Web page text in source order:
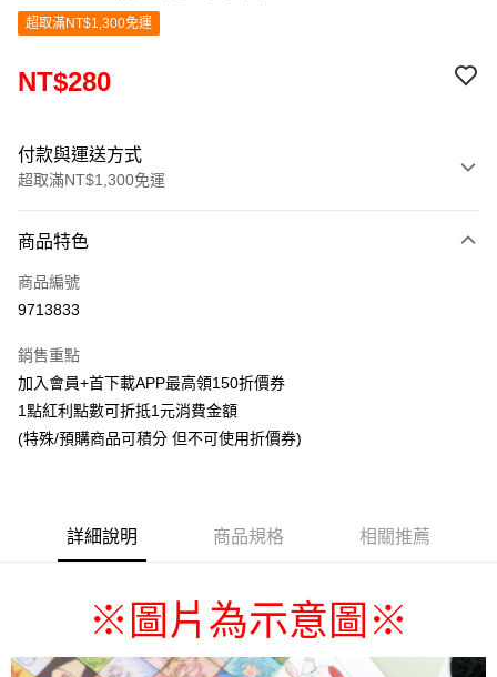
超取滿NT$1,300免運
NT$280
付款與運送方式
超取滿NT$1,300免運
信用卡一次付款
超商取貨付款
Apple Pay
悠遊付
貨到付款
全家取貨付款
每筆NT$65，滿NT$1,300(含以上)免運費
商品特色
商品編號
9713833
銷售重點
加入會員+首下載APP最高領150折價券
1點紅利點數可折抵1元消費金額
(特殊/預購商品可積分 但不可使用折價券)
詳細說明 商品規格 相關推薦
※ 圖片為示意圖 ※